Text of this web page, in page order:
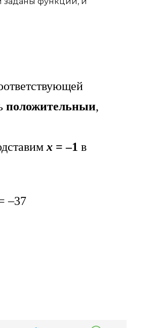
положительныи,
х = –1 в
–37